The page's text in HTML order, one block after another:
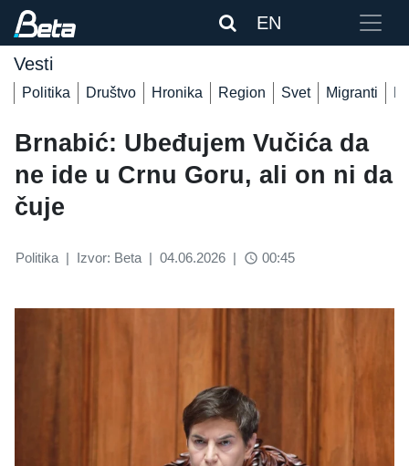
EN
Vesti
Politika Društvo Hronika Region Svet Migranti
Brnabić: Ubeđujem Vučića da
ne ide u Crnu Goru, ali on ni da
čuje
Politika | Izvor: Beta | 04.06.2026 | access_time 00:45